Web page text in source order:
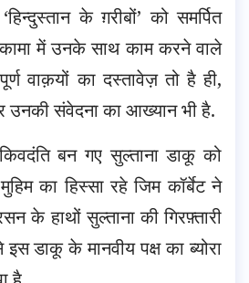
के ग़रीबों’ को समर्पित
में उनके साथ काम करने वाले
वाक़यों का दस्तावेज़ तो है ही,
उनकी संवेदना का आख्यान भी है.
बन गए सुल्ताना डाकू को
का हिस्सा रहे जिम कॉर्बेट ने
के हाथों सुल्ताना की गिरफ़्तारी
डाकू के मानवीय पक्ष का ब्योरा